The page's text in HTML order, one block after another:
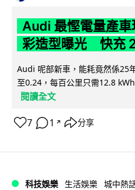
Audi 最慳電量產
彩造型曝光 快充
Audi 呢部新車，能耗竟然係25
至0.24，每百公里只需12.8
閱讀全文
7 1 ↗ 分享
科技娛樂 生活娛樂 城中熱